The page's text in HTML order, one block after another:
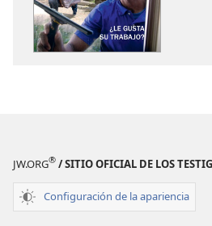
JW.ORG® / SITIO OFICIAL DE LOS
Configuración de la apariencia